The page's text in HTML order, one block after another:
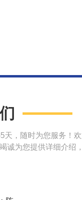
天，随时为您服务！
诚为您提供详细介绍